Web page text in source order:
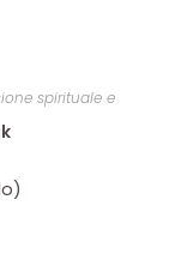
spirituale e